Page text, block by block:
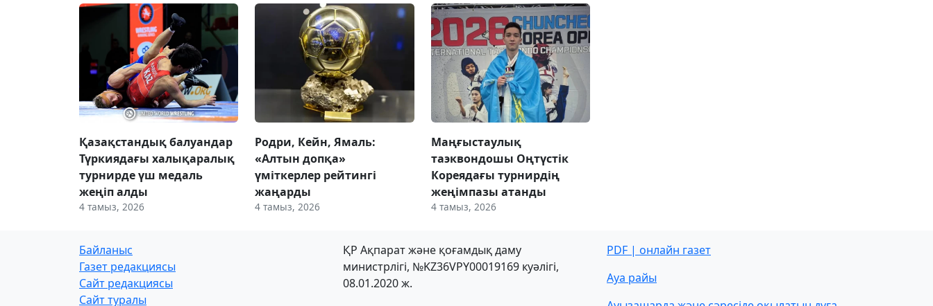
Қазақстандық балуандар
Түркиядағы халықаралық
турнирде үш медаль
жеңіп алды
4 тамыз, 2026
Родри, Кейн, Ямаль:
«Алтын допқа»
үміткерлер рейтингі
жаңарды
4 тамыз, 2026
Маңғыстаулық
таэквондошы Оңтүстік
Кореядағы турнирдің
жеңімпазы атанды
4 тамыз, 2026
Байланыс
Газет редакциясы
Сайт редакциясы
Сайт туралы
ҚР Ақпарат және қоғамдық даму
министрлігі, №KZ36VPY00019169 куәлігі,
08.01.2020 ж.
PDF | онлайн газет
Ауа райы